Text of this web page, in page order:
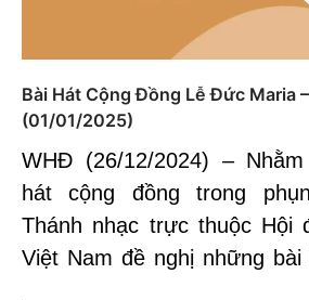
Bài Hát Cộng Đồng Lễ Đức Maria
(01/01/2025)
WHĐ (26/12/2024) –
hát cộng đồng trong
Thánh nhạc trực thuộc Hội
Việt Nam đề nghị những